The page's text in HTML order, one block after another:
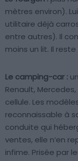
mètres environ).
utilitaire déjà
entre autres). Il
moins un lit. Il
Le camping-car :
Renault,
cellule. Les
reconnaissable à
conduite qui
ventes, elle n’en
infime. Prisée par